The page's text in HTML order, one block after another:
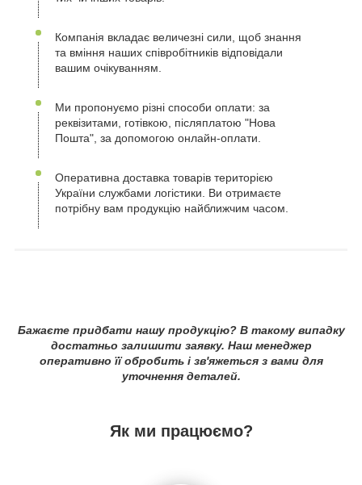
Компанія вкладає величезні сили, щоб знання
та вміння наших співробітників відповідали
вашим очікуванням.
Ми пропонуємо різні способи оплати: за
реквізитами, готівкою, післяплатою "Нова
Пошта", за допомогою онлайн-оплати.
Оперативна доставка товарів територією
України службами логістики. Ви отримаєте
потрібну вам продукцію найближчим часом.
Бажаєте придбати нашу продукцію? В такому випадку
достатньо залишити заявку. Наш менеджер
оперативно її обробить і зв'яжеться з вами для
уточнення деталей.
Як ми працюємо?